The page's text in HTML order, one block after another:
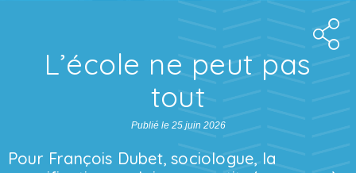
L’école ne peut pas
tout
Publié le 25 juin 2026
Pour François Dubet, sociologue, la